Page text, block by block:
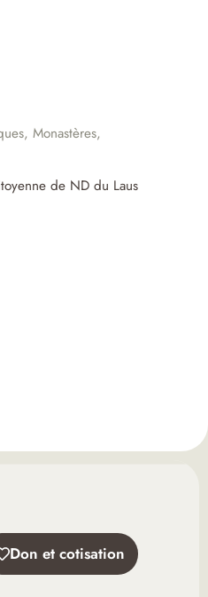
, Monastères,
de ND du Laus
Don et cotisation